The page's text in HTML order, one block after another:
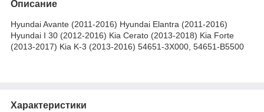
Описание
Hyundai Avante (2011-2016) Hyundai Elantra (2011-2016)
Hyundai I 30 (2012-2016) Kia Cerato (2013-2018) Kia Forte
(2013-2017) Kia K-3 (2013-2016) 54651-3Х000, 54651-B5500
Характеристики